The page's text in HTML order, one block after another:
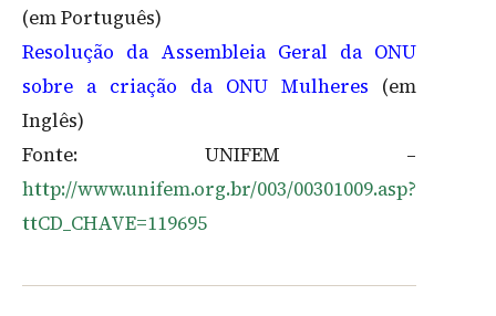
(em Português)
Resolução da Assembleia Geral da ONU
sobre a criação da ONU Mulheres
(em
Inglês)
Fonte: UNIFEM –
http://www.unifem.org.br/003/00301009.asp?
ttCD_CHAVE=119695